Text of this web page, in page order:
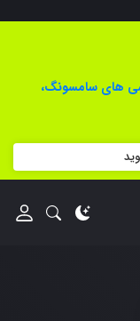
های سامسونگ،